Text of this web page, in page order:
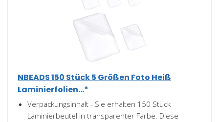
NBEADS 150 Stück 5 Größen Foto Heiß
Laminierfolien...*
Verpackungsinhalt - Sie erhalten 150 Stück
Laminierbeutel in transparenter Farbe. Diese